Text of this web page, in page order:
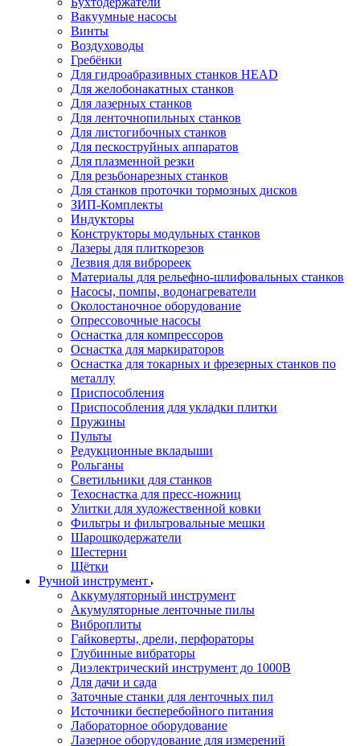
Вакуумные насосы
Винты
Воздуховоды
Гребёнки
Для гидроабразивных станков HEAD
Для желобонакатных станков
Для лазерных станков
Для ленточнопильных станков
Для листогибочных станков
Для пескоструйных аппаратов
Для плазменной резки
Для резьбонарезных станков
Для станков проточки тормозных дисков
ЗИП-Комплекты
Индукторы
Конструкторы модульных станков
Лазеры для плиткорезов
Лезвия для виброреек
Материалы для рельефно-шлифовальных станков
Насосы, помпы, водонагреватели
Околостаночное оборудование
Опрессовочные насосы
Оснастка для компрессоров
Оснастка для маркираторов
Оснастка для токарных и фрезерных станков по
металлу
Приспособления
Приспособления для укладки плитки
Пружины
Пульты
Редукционные вкладыши
Рольганы
Светильники для станков
Техоснастка для пресс-ножниц
Улитки для художественной ковки
Фильтры и фильтровальные мешки
Шарошкодержатели
Шестерни
Щётки
Ручной инструмент
Аккумуляторный инструмент
Акумуляторные ленточные пилы
Виброплиты
Гайковерты, дрели, перфораторы
Глубинные вибраторы
Диэлектрический инструмент до 1000В
Для дачи и сада
Заточные станки для ленточных пил
Источники бесперебойного питания
Лабораторное оборудование
Лазерное оборудование для измерений